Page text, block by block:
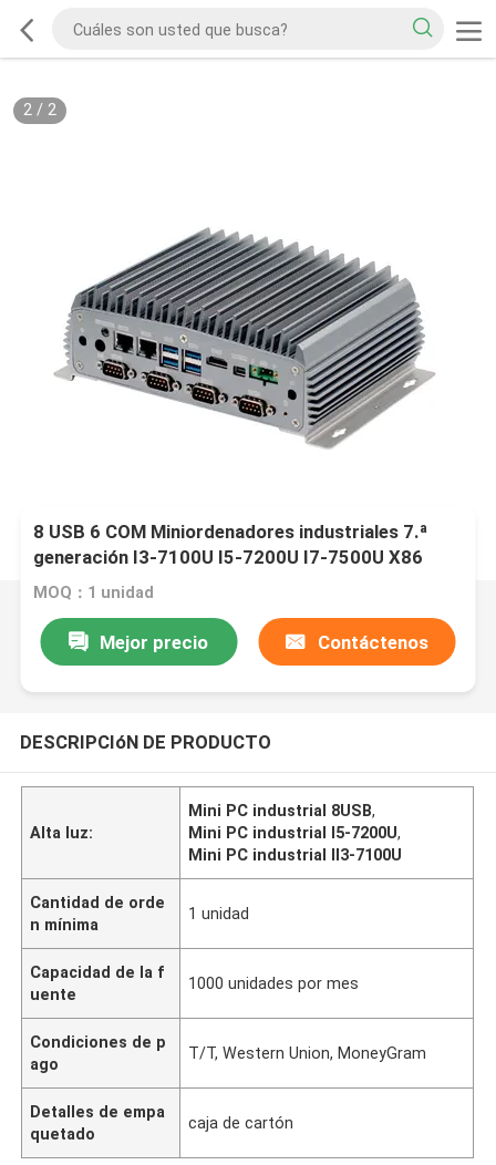
2/ 2
8 USB 6 COM Miniordenadores industriales 7.ª
generación I3-7100U I5-7200U I7-7500U X86
MOQ：1 unidad
Mejor precio Contáctenos
DESCRIPCIóN DE PRODUCTO
Alta luz:
Mini PC industrial 8USB,
Mini PC industrial I5-7200U,
Mini PC industrial II3-7100U
Cantidad de orde
n mínima
1 unidad
Capacidad de la f
uente
1000 unidades por mes
Condiciones de p
ago
T/T, Western Union, MoneyGram
Detalles de empa
quetado
caja de cartón